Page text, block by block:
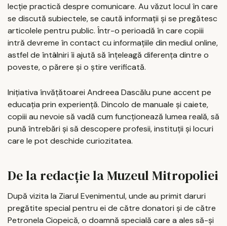
lecție practică despre comunicare. Au văzut locul în care
se discută subiectele, se caută informații și se pregătesc
articolele pentru public. Într-o perioadă în care copiii
intră devreme în contact cu informațiile din mediul online,
astfel de întâlniri îi ajută să înțeleagă diferența dintre o
poveste, o părere și o știre verificată.
Inițiativa învățătoarei Andreea Dascălu pune accent pe
educația prin experiență. Dincolo de manuale și caiete,
copiii au nevoie să vadă cum funcționează lumea reală, să
pună întrebări și să descopere profesii, instituții și locuri
care le pot deschide curiozitatea.
De la redacție la Muzeul Mitropoliei
După vizita la Ziarul Evenimentul, unde au primit daruri
pregătite special pentru ei de către donatori și de către
Petronela Ciopeică, o doamnă specială care a ales să-și